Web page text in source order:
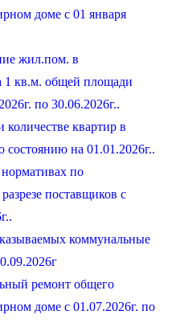
доме с 01 января
жил.пом. в
1 кв.м. общей площади
по 30.06.2026г..
квартир в
на 01.01.2026г..
по
поставщиков с
коммунальные
ремонт общего
доме с 01.07.2026г. по